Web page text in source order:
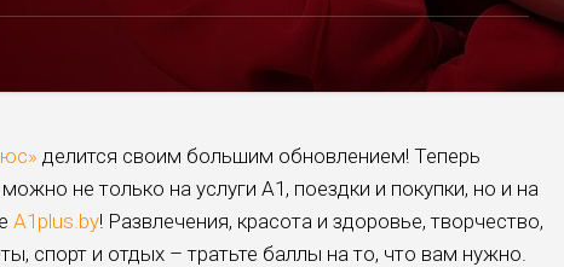
делится своим большим обновлением! Теперь
не только на услуги А1, поездки и покупки, но и на
A1plus.by! Развлечения, красота и здоровье, творчество,
спорт и отдых – тратьте баллы на то, что вам нужно.